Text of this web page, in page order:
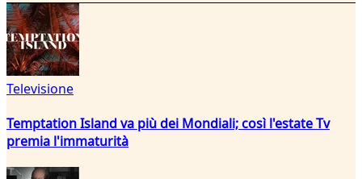
Televisione
Temptation Island va più dei Mondiali; così l'estate Tv
premia l'immaturità